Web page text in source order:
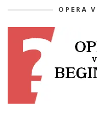
OPERA